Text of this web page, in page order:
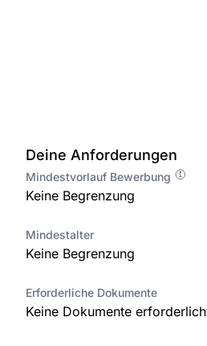
Deine Anforderungen
Mindestvorlauf Bewerbung
Keine Begrenzung
Mindestalter
Keine Begrenzung
Erforderliche Dokumente
Keine Dokumente erforderlich